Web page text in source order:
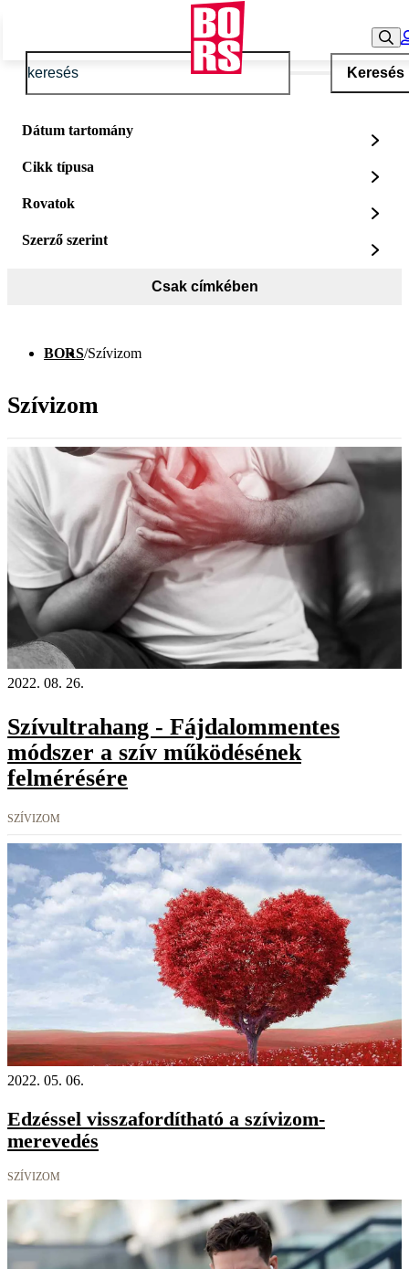
Keresés
Dátum tartomány
Cikk típusa
Rovatok
Szerző szerint
Csak címkében
BORS/Szívizom
Szívizom
2022. 08. 26.
Szívultrahang - Fájdalommentes
módszer a szív működésének
felmérésére
SZÍVIZOM
2022. 05. 06.
Edzéssel visszafordítható a szívizom-
merevedés
SZÍVIZOM